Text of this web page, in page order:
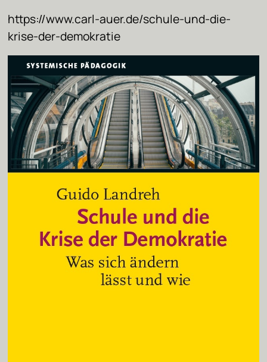
https://www.carl-auer.de/schule-und-die-
krise-der-demokratie